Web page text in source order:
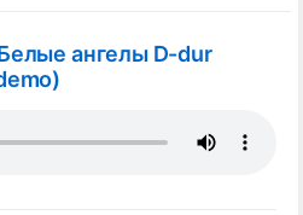
ангелы D-dur